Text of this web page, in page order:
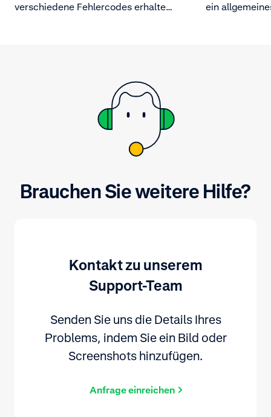
verschiedene Fehlercodes erhalten.
ein
Brauchen Sie weitere Hilfe?
Kontakt zu unserem
Support-Team
Senden Sie uns die Details Ihres
Problems, indem Sie ein Bild oder
Screenshots hinzufügen.
Anfrage einreichen